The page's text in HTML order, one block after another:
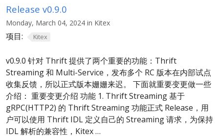
Release v0.9.0
Monday, March 04, 2024 in Kitex
项目: Kitex
v0.9.0 针对 Thrift 提供了两个重要的功能：Thrift
Streaming 和 Multi-Service，发布多个 RC 版本在内部试点
收集反馈，所以正式版本姗姗来迟。 下面就重要变更做一些
介绍： 重要变更介绍 功能 1. Thrift Streaming 基于
gRPC(HTTP2) 的 Thrift Streaming 功能正式 Release，用
户可以使用 Thrift IDL 定义自己的 Streaming 请求，为保持
IDL 解析的兼容性，Kitex …